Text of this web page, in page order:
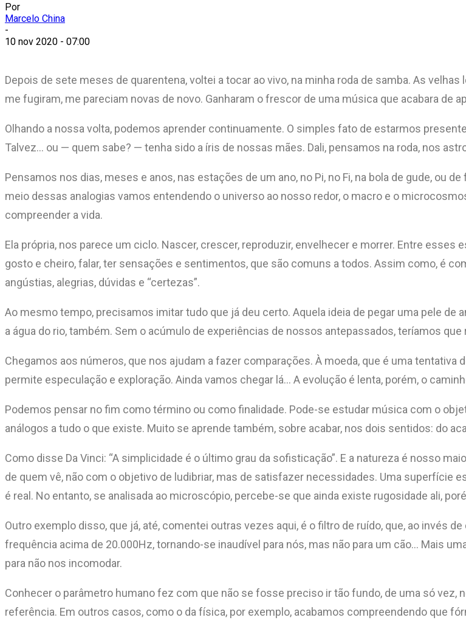
Por
Marcelo China
-
10 nov 2020 - 07:00
Depois de sete meses de quarentena, voltei a tocar ao vivo, na minha roda de samba. As
me fugiram, me pareciam novas de novo. Ganharam o frescor de uma música que acabara de
Olhando a nossa volta, podemos aprender continuamente. O simples fato de estarmos
Talvez… ou — quem sabe? — tenha sido a íris de nossas mães. Dali, pensamos na roda, nos
Pensamos nos dias, meses e anos, nas estações de um ano, no Pi, no Fi, na bola de gude, ou
meio dessas analogias vamos entendendo o universo ao nosso redor, o macro e o
compreender a vida.
Ela própria, nos parece um ciclo. Nascer, crescer, reproduzir, envelhecer e morrer. Entre esses
gosto e cheiro, falar, ter sensações e sentimentos, que são comuns a todos. Assim como, é
angústias, alegrias, dúvidas e “certezas”.
Ao mesmo tempo, precisamos imitar tudo que já deu certo. Aquela ideia de pegar uma pele de
a água do rio, também. Sem o acúmulo de experiências de nossos antepassados, teríamos
Chegamos aos números, que nos ajudam a fazer comparações. À moeda, que é uma
permite especulação e exploração. Ainda vamos chegar lá… A evolução é lenta, porém, o
Podemos pensar no fim como término ou como finalidade. Pode-se estudar música com o
análogos a tudo o que existe. Muito se aprende também, sobre acabar, nos dois sentidos: do
Como disse Da Vinci: “A simplicidade é o último grau da sofisticação”. E a natureza é nosso
de quem vê, não com o objetivo de ludibriar, mas de satisfazer necessidades. Uma superfície
é real. No entanto, se analisada ao microscópio, percebe-se que ainda existe rugosidade ali,
Outro exemplo disso, que já, até, comentei outras vezes aqui, é o filtro de ruído, que, ao invés
frequência acima de 20.000Hz, tornando-se inaudível para nós, mas não para um cão… Mais
para não nos incomodar.
Conhecer o parâmetro humano fez com que não se fosse preciso ir tão fundo, de uma só
referência. Em outros casos, como o da física, por exemplo, acabamos compreendendo que